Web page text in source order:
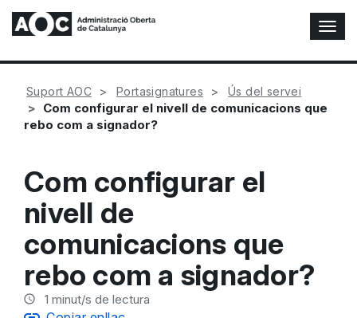
A
l
t
Suport AOC Portasignatures Ús del servei
Com configurar el nivell de comunicacions que
rebo com a signador?
Com configurar el
nivell de
comunicacions que
rebo com a signador?
1 minut/s de lectura